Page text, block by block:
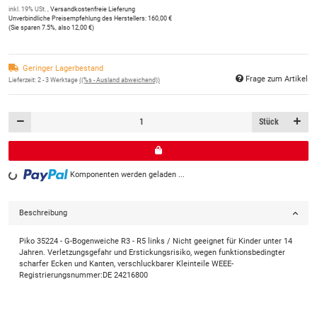
inkl. 19% USt. , Versandkostenfreie Lieferung
Unverbindliche Preisempfehlung des Herstellers: 160,00 €
(Sie sparen 7.5%, also 12,00 €)
Geringer Lagerbestand
Lieferzeit: 2 - 3 Werktage ((%s - Ausland abweichend)) Frage zum Artikel
Stück
Loading... Komponenten werden geladen ...
Beschreibung
Piko 35224 - G-Bogenweiche R3 - R5 links / Nicht geeignet für Kinder unter 14
Jahren. Verletzungsgefahr und Erstickungsrisiko, wegen funktionsbedingter
scharfer Ecken und Kanten, verschluckbarer Kleinteile WEEE-
Registrierungsnummer:DE 24216800